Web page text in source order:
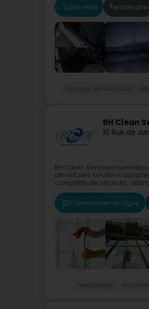
Site web Itinéraire
BH Clean
10 Rue de
BH Clean Services
offrant des solutions
complète de services, allant
Commander en ligne